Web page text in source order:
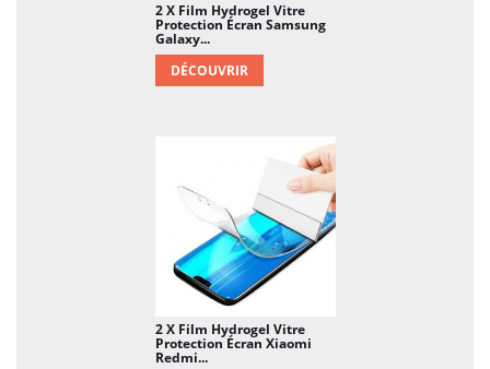
2 X Film Hydrogel Vitre
Protection Écran Samsung
Galaxy...
DÉCOUVRIR
2 X Film Hydrogel Vitre
Protection Écran Xiaomi
Redmi...